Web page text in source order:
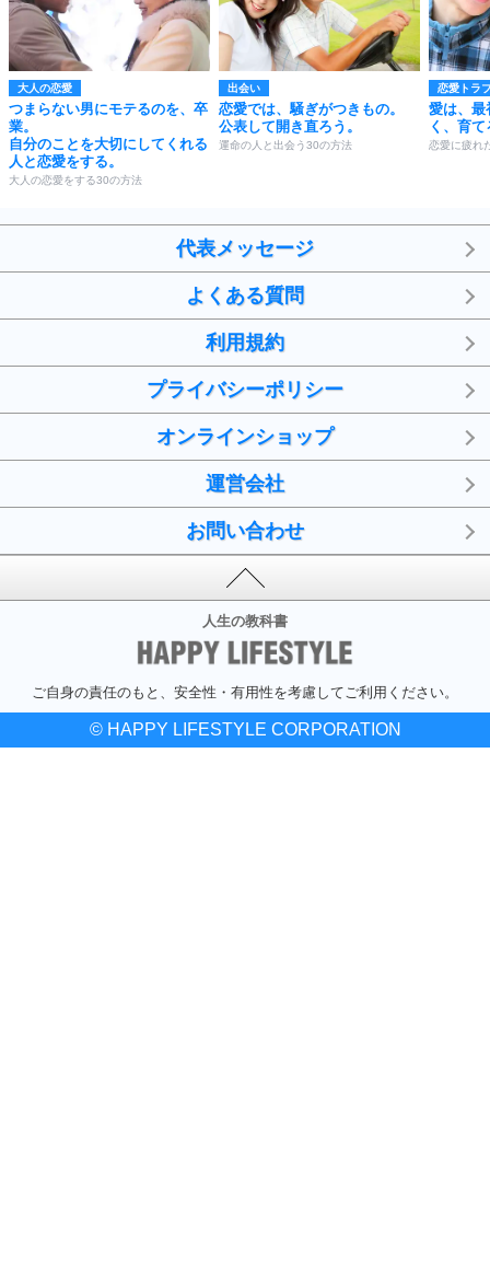
大人の恋愛
つまらない男にモテるのを、卒
業。
自分のことを大切にしてくれる
人と恋愛をする。
大人の恋愛をする30の方法
出会い
恋愛では、騒ぎがつきもの。
公表して開き直ろう。
運命の人と出会う30の方法
恋愛トラ
愛は、最
く、育
恋愛に疲れ
代表メッセージ
よくある質問
利用規約
プライバシーポリシー
オンラインショップ
運営会社
お問い合わせ
人生の教科書
ご自身の責任のもと、安全性・有用性を考慮してご利用ください。
© HAPPY LIFESTYLE CORPORATION